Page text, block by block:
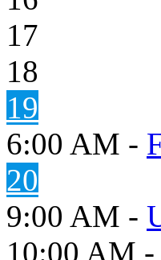
17
18
19
6:00 AM -
20
9:00 AM -
10:00 AM -